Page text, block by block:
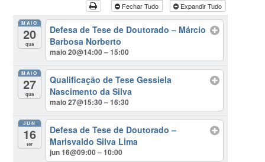
Fechar Tudo Expandir Tudo
MAIO
20
qua
Defesa de Tese de Doutorado – Márcio
Barbosa Norberto
maio 20@14:00 – 15:00
MAIO
27
qua
Qualificação de Tese Gessiela
Nascimento da Silva
maio 27@15:30 – 16:30
JUN
16
ter
Defesa de Tese de Doutorado –
Marisvaldo Silva Lima
jun 16@09:00 – 10:00